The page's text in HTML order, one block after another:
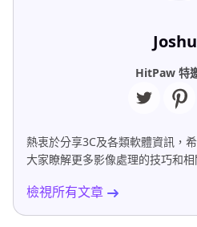
HitPaw 特
熱衷於分享3C及各類軟體資訊，
大家瞭解更多影像處理的技巧和相
檢視所有文章